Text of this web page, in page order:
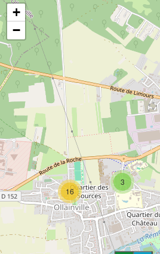
ESPACEADMINISTRÉ
Contacts
Démarches
Règlements
structures
Comptes-rendus
Actes
(délibérations/
3
16
+
−